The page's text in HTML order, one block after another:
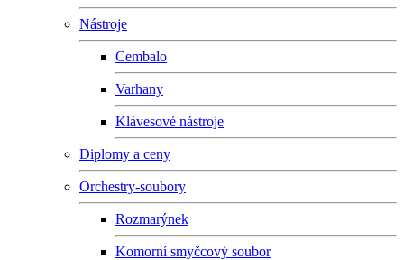
Nástroje
Cembalo
Varhany
Klávesové nástroje
Diplomy a ceny
Orchestry-soubory
Rozmarýnek
Komorní smyčcový soubor